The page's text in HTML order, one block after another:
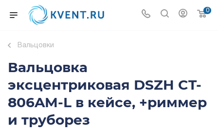
0
Вальцовки
Вальцовка
эксцентриковая DSZH CT-
806AM-L в кейсе, +риммер
и труборез